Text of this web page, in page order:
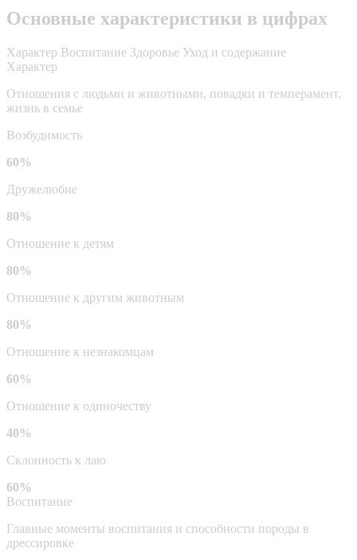
Основные характеристики в цифрах
Характер Воспитание Здоровье Уход и содержание
Характер
Отношения с людьми и животными, повадки и темперамент,
жизнь в семье
Возбудимость
60%
Дружелюбие
80%
Отношение к детям
80%
Отношение к другим животным
80%
Отношение к незнакомцам
60%
Отношение к одиночеству
40%
Склонность к лаю
60%
Воспитание
Главные моменты воспитания и способности породы в
дрессировке